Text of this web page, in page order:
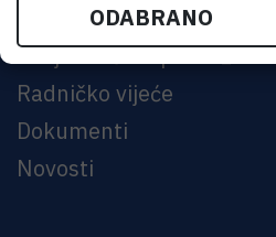
Sindikalne pogodnosti
Povjereništvo podružnice
Radničko vijeće
Dokumenti
Novosti
ODABRANO